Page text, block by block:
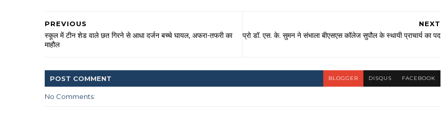
NEXT
प्रो डॉ. एस. के. सुमन ने संभाला बीएसएस कॉलेज सुपौल के स्थायी प्राचार्य का पद
PREVIOUS
स्कूल में टीन शेड वाले छत गिरने से आधा दर्जन बच्चे घायल, अफरा-तफरी का
माहौल
POST COMMENT BLOGGER DISQUS FACEBOOK
No Comments: